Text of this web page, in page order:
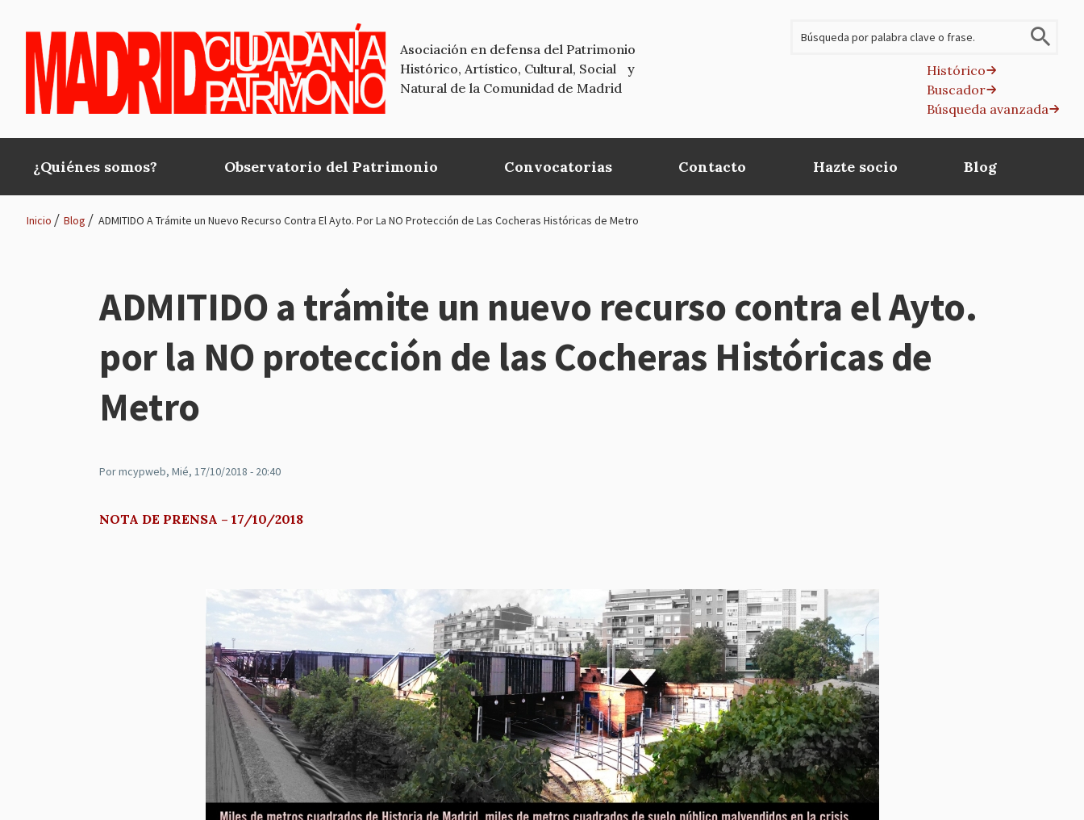
Asociación en defensa del Patrimonio
Histórico, Artístico, Cultural, Social y
Natural de la Comunidad de Madrid
Histórico
Buscador
Búsqueda avanzada
Main
navigation
¿Quiénes somos? Observatorio del Patrimonio Convocatorias Contacto Hazte socio Blog
Inicio Blog ADMITIDO A Trámite un Nuevo Recurso Contra El Ayto. Por La NO Protección de Las Cocheras Históricas de Metro
ADMITIDO a trámite un nuevo recurso contra el Ayto.
por la NO protección de las Cocheras Históricas de
Metro
Pormcypweb, Mié, 17/10/2018 - 20:40
NOTA DE PRENSA – 17/10/2018